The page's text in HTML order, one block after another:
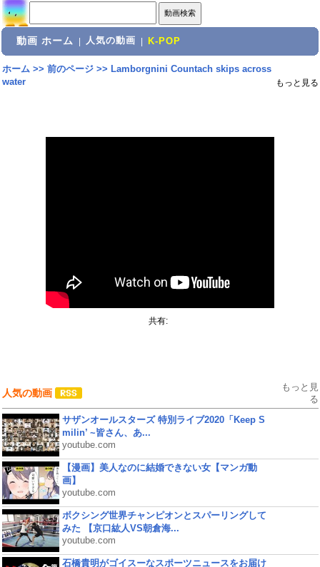
動画 ホーム 人気の動画 K-POP
ホーム>> 前のページ>> Lamborgnini Countach skips across
water
もっと見る
共有:
人気の動画
もっと見
る
サザンオールスターズ 特別ライブ2020「Keep S
milin’ ~皆さん、あ...
youtube.com
【漫画】美人なのに結婚できない女【マンガ動
画】
youtube.com
ボクシング世界チャンピオンとスパーリングして
みた 【京口紘人VS朝倉海...
youtube.com
石橋貴明がゴイスーなスポーツニュースをお届け